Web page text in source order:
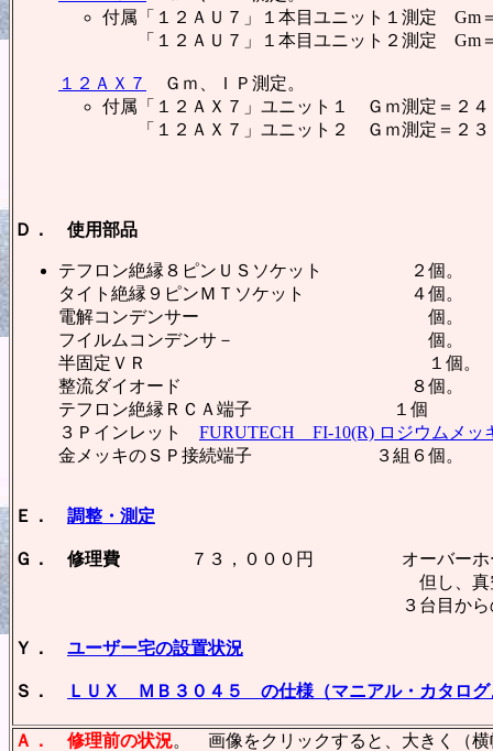
付属「１２ＡＵ７」１本目ユニット１測定 Gm
「１２ＡＵ７」１本目ユニット２測定 Gm＝
１２ＡＸ７
Ｇｍ、ＩＰ測定。
付属「１２ＡＸ７」ユニット１ Ｇｍ測定＝２４
「１２ＡＸ７」ユニット２ Ｇｍ測定＝２３
Ｄ． 使用部品
テフロン絶縁８ピンＵＳソケット ２個。
タイト絶縁９ピンＭＴソケット ４個。
電解コンデンサー 個。
フイルムコンデンサ－ 個。
半固定ＶＲ １個。
整流ダイオード ８個。
テフロン絶縁ＲＣＡ端子 １個
３Ｐインレット FURUTECH FI-10(R) ロジウムメッ
金メッキのＳＰ接続端子 ３組６個。
Ｅ． 調整・測定
Ｇ． 修理費 ７３，０００円 オーバーホー
但し、真空管は別途
３台目からの、お馴染み
Ｙ． ユーザー宅の設置状況
Ｓ． ＬＵＸ ＭＢ３０４５ の仕様（マニアル・カタログ
Ａ． 修理前の状況。 画像をクリックすると、大きく（横